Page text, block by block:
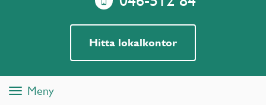
Hitta lokalkontor
ToggleMeny